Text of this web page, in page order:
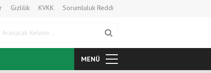
Gizlilik KVKK Sorumluluk Reddi
MENÜ